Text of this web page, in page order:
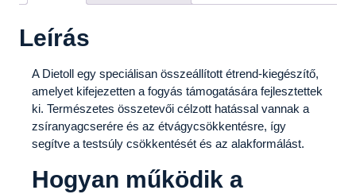
Leírás
A Dietoll egy speciálisan összeállított étrend-kiegészítő,
amelyet kifejezetten a fogyás támogatására fejlesztettek
ki. Természetes összetevői célzott hatással vannak a
zsíranyagcserére és az étvágycsökkentésre, így
segítve a testsúly csökkentését és az alakformálást.
Hogyan működik a